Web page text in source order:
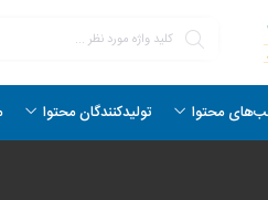
محتوا تولیدکنندگان محتوا